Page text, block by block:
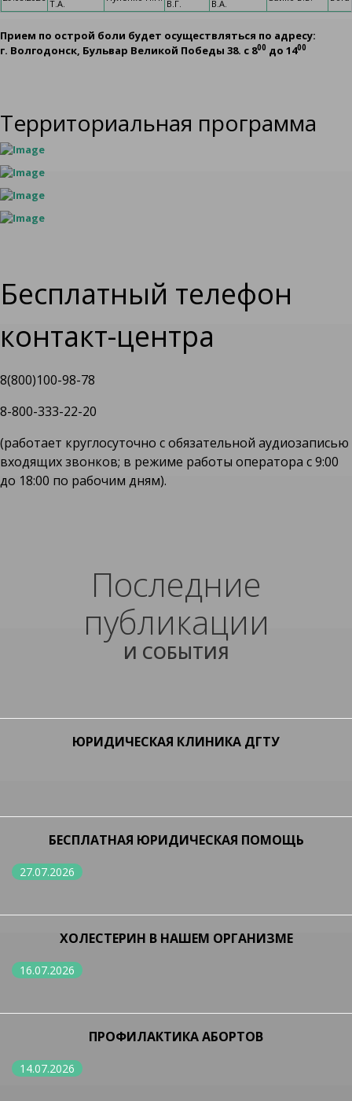
Т.А.
В.Г.
В.А.
Прием по острой боли будет осуществляться по адресу:
г. Волгодонск, Бульвар Великой Победы 38. с 800 до 1400
Территориальная программа
Бесплатный телефон
контакт-центра
8(800)100-98-78
8-800-333-22-20
(работает круглосуточно с обязательной аудиозаписью
входящих звонков; в режиме работы оператора с 9:00
до 18:00 по рабочим дням).
Последние
публикации
И СОБЫТИЯ
27.07.2026
ЮРИДИЧЕСКАЯ КЛИНИКА ДГТУ
16.07.2026
БЕСПЛАТНАЯ ЮРИДИЧЕСКАЯ ПОМОЩЬ
14.07.2026
ХОЛЕСТЕРИН В НАШЕМ ОРГАНИЗМЕ
ПРОФИЛАКТИКА АБОРТОВ